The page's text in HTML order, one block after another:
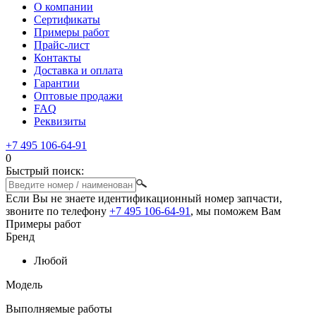
О компании
Сертификаты
Примеры работ
Прайс-лист
Контакты
Доставка и оплата
Гарантии
Оптовые продажи
FAQ
Реквизиты
+7 495 106-64-91
0
Быстрый поиск:
Если Вы не знаете идентификационный номер запчасти,
звоните по телефону +7 495 106-64-91 , мы поможем Вам
Примеры работ
Бренд
Любой
Модель
Выполняемые работы